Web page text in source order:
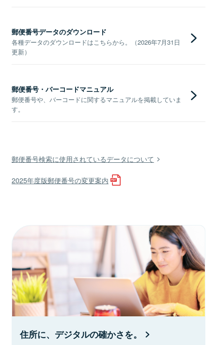
郵便番号データのダウンロード
各種データのダウンロードはこちらから。（2026年7月31日
更新）
郵便番号・バーコードマニュアル
郵便番号や、バーコードに関するマニュアルを掲載していま
す。
郵便番号検索に使用されているデータについて
2025年度版郵便番号の変更案内
住所に、デジタルの確かさを。